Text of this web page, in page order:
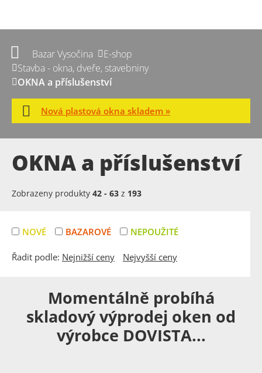
Bazar Vysočina
E-shop
Stavba - okna, dveře, stavebniny
OKNA a příslušenství
Nová plastová okna skladem »
OKNA a příslušenství
Zobrazeny produkty 42 - 63 z 193
NOVÉ BAZAROVÉ NEPOUŽITÉ
Řadit podle: Nejnižší ceny Nejvyšší ceny
Momentálně probíhá
skladový výprodej oken od
výrobce DOVISTA...